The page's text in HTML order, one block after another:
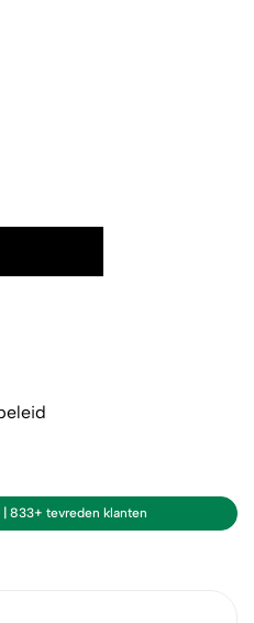
| 833+ tevreden klanten